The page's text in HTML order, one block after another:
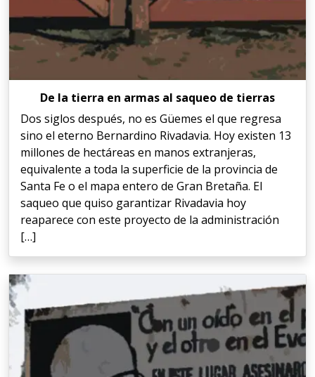
De la tierra en armas al saqueo de tierras
Dos siglos después, no es Güemes el que regresa
sino el eterno Bernardino Rivadavia. Hoy existen 13
millones de hectáreas en manos extranjeras,
equivalente a toda la superficie de la provincia de
Santa Fe o el mapa entero de Gran Bretaña. El
saqueo que quiso garantizar Rivadavia hoy
reaparece con este proyecto de la administración
[…]